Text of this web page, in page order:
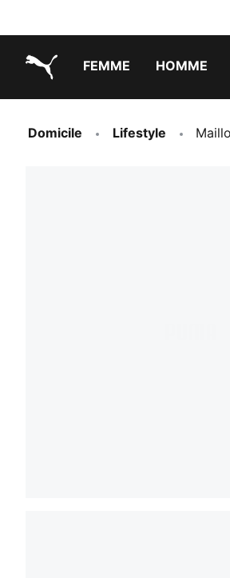
FEMME HOMME
Domicile Lifestyle